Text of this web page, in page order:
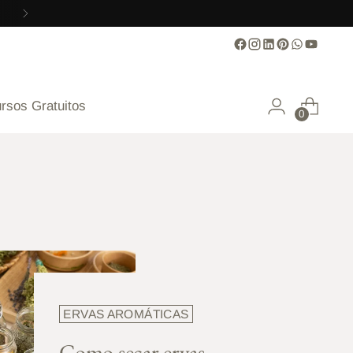
Gratuitos 0
ERVAS AROMÁTICAS